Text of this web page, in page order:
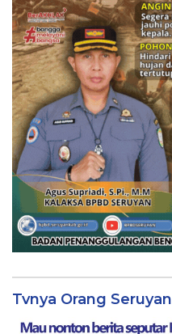
Tvnya Orang Seruyan